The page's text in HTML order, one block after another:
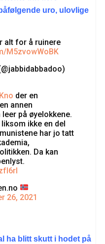
uro, ulovlige
alt for å ruinere
M5zvowWoBK
der en
annen
på øyelokkene.
ikke en del
har jo tatt
Da kan
26, 2021
ha blitt skutt i hodet på